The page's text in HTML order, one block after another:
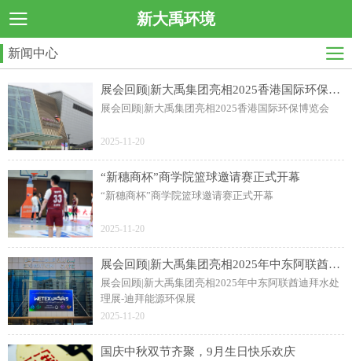
新大禹环境
新闻中心
展会回顾|新大禹集团亮相2025香港国际环保博览会
展会回顾|新大禹集团亮相2025香港国际环保博览会
2025-11-20
“新穗商杯”商学院篮球邀请赛正式开幕
“新穗商杯”商学院篮球邀请赛正式开幕
2025-11-20
展会回顾|新大禹集团亮相2025年中东阿联酋迪拜水处理展-迪拜能源环保展
展会回顾|新大禹集团亮相2025年中东阿联酋迪拜水处
理展-迪拜能源环保展
2025-11-20
国庆中秋双节齐聚，9月生日快乐欢庆